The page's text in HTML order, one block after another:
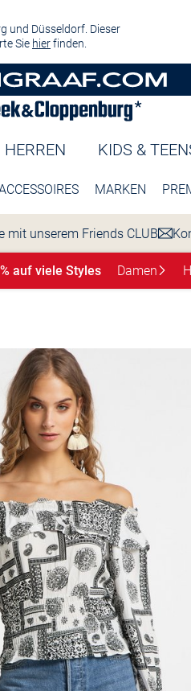
und Düsseldorf. Dieser
Sie hierfinden.
HERREN KIDS &
MARKEN
mit unserem Friends CLUB
auf viele Styles Damen